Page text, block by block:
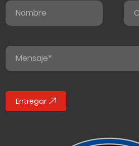
Entregar